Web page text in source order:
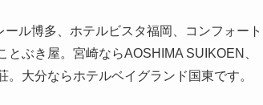
ル博多、ホテルビスタ福岡、コンフォート
ぶき屋。宮崎ならAOSHIMA SUIKOEN、
大分ならホテルベイグランド国東です。